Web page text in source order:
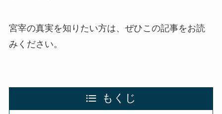
宮宰の真実を知りたい方は、ぜひこの記事をお読
みください。
もくじ